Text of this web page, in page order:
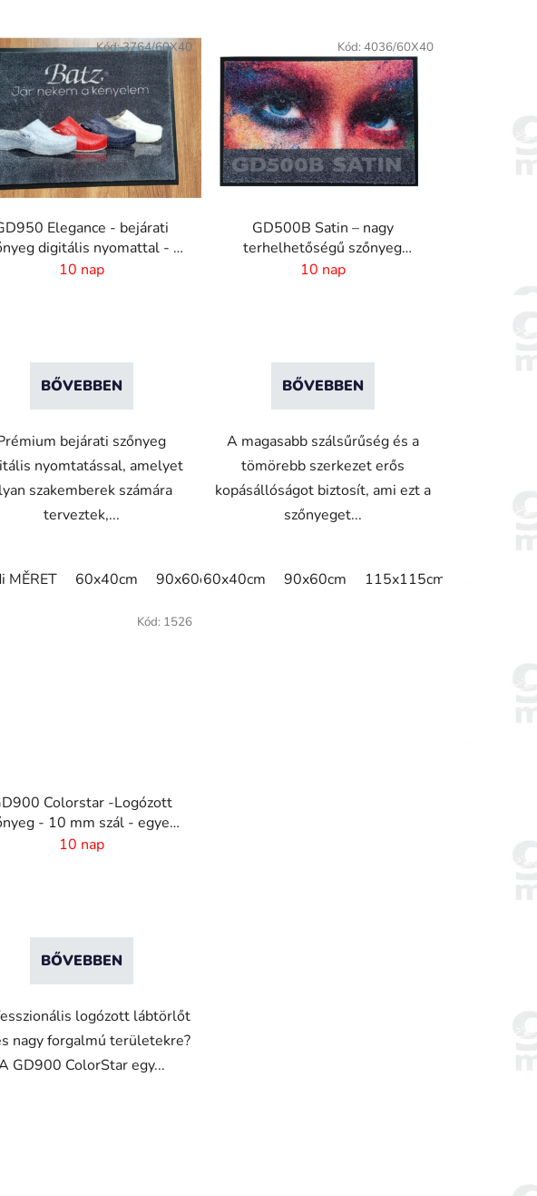
85x60cm 85x75cm 115x60cm 115x75cm 115x85cm
Elegance - bejárati
digitális nyomattal - 6
mm szőrhossz
10 nap
BŐVEBBEN
bejárati szőnyeg
nyomtatással, amelyet
szakemberek számára
terveztek,...
MĚRET 60x40cm 90x60cm 60cm x 80cm 65cm x 90cm
Kód:3764/60X40
GD500B Satin – nagy
terhelhetőségű szőnyeg
digitális nyomtatással és
10 nap
BŐVEBBEN
A magasabb szálsűrűség és a
tömörebb szerkezet erős
kopásállóságot biztosít, ami ezt a
szőnyeget...
60x40cm 90x60cm 115x115cm
Kód: 4036/60X40
Colorstar -Logózott
- 10 mm szál - egyedi
méret
10 nap
BŐVEBBEN
logózott lábtörlőt
nagy forgalmú területekre?
GD900 ColorStar egy...
Kód: 1526